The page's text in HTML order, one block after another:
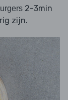
2-3min
zijn.